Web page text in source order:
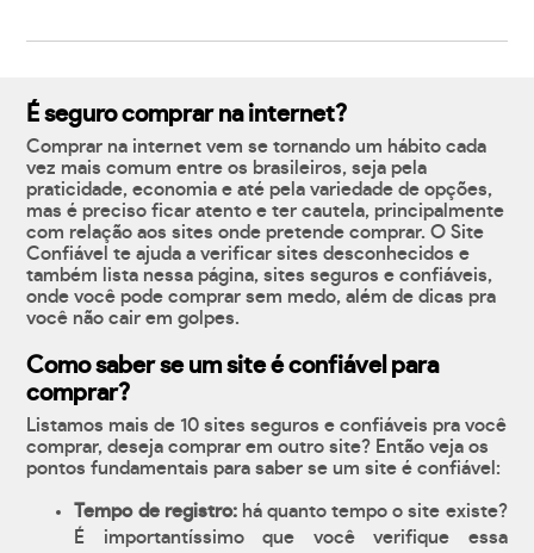
É seguro comprar na internet?
Comprar na internet vem se tornando um hábito cada
vez mais comum entre os brasileiros, seja pela
praticidade, economia e até pela variedade de opções,
mas é preciso ficar atento e ter cautela, principalmente
com relação aos sites onde pretende comprar. O Site
Confiável te ajuda a verificar sites desconhecidos e
também lista nessa página, sites seguros e confiáveis,
onde você pode comprar sem medo, além de dicas pra
você não cair em golpes.
Como saber se um site é confiável para
comprar?
Listamos mais de 10 sites seguros e confiáveis pra você
comprar, deseja comprar em outro site? Então veja os
pontos fundamentais para saber se um site é confiável:
Tempo de registro:há quanto tempo o site existe?
É importantíssimo que você verifique essa